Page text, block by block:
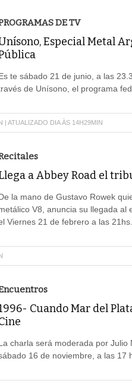
DE TV
Especial Metal
te sábado 21 de junio, a las
de Unísono, el programa
ATUALIZADO DIA ÀS 14H29MIN
a Abbey Road el
la mano de Gustavo Rowek
V8, anuncia su llegada al
Viernes 21 de febrero a las 21hs.
Cuando Mar del
charla será moderada por
16 de noviembre, a las 17